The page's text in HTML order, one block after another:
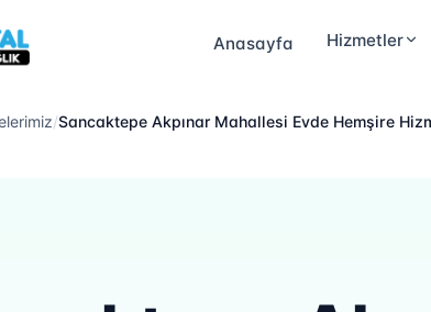
Anasayfa Hizmetler
/Sancaktepe Akpınar Mahallesi Evde Hemşire